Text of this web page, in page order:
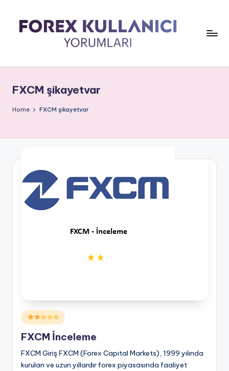
FXCM şikayetvar
Home FXCM şikayetvar
Posted
in
☆☆☆
FXCM İnceleme
FXCM Giriş FXCM (Forex Capital Markets), 1999 yılında
kurulan ve uzun yıllardır forex piyasasında faaliyet